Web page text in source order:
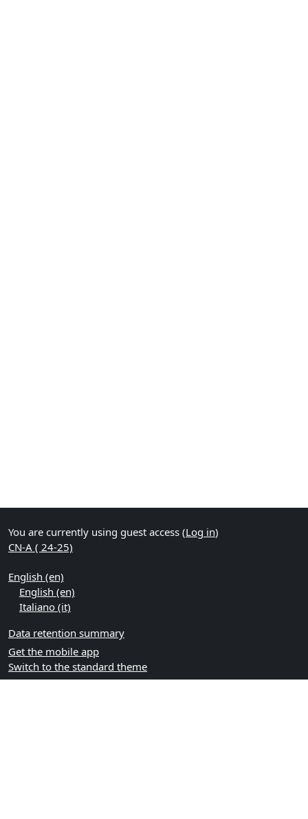
You are currently using guest access (Log in)
CN-A ( 24-25)
English ‎(en)‎
English ‎(en)‎
Italiano ‎(it)‎
Data retention summary
Get the mobile app
Switch to the standard theme